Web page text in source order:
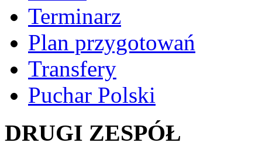
Terminarz
Plan przygotowań
Transfery
Puchar Polski
DRUGI ZESPÓŁ